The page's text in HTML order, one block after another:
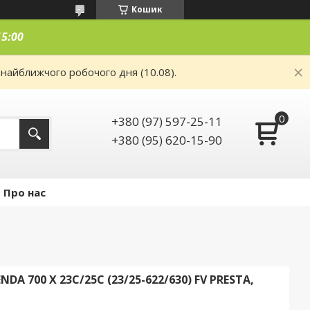
Кошик
робочого дня (10.08).
+380 (97) 597-25-11
+380 (95) 620-15-90
Про нас
700 X 23C/25C (23/25-622/630) FV PRESTA,